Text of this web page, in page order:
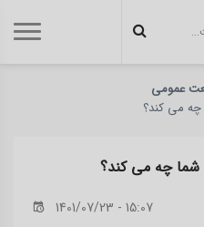
عمومی
چه می کند؟
شما چه می کند؟
1401/07/23 - 15:07